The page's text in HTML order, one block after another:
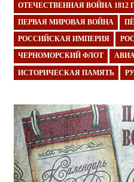
ОТЕЧЕСТВЕННАЯ ВОЙНА 1812
ПЕРВАЯ МИРОВАЯ ВОЙНА
РОССИЙСКАЯ ИМПЕРИЯ
ЧЕРНОМОРСКИЙ ФЛОТ
ИСТОРИЧЕСКАЯ ПАМЯТЬ